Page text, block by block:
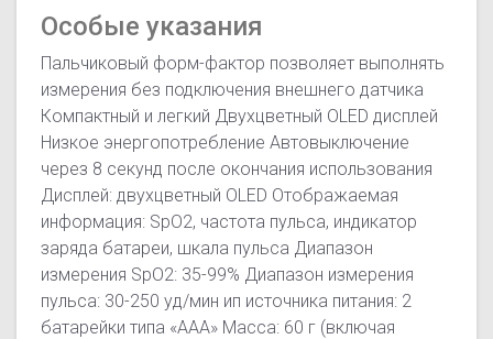
Особые указания
Пальчиковый форм-фактор позволяет выполнять
измерения без подключения внешнего датчика
Компактный и легкий Двухцветный OLED дисплей
Низкое энергопотребление Автовыключение
через 8 секунд после окончания использования
Дисплей: двухцветный OLED Отображаемая
информация: SpO2, частота пульса, индикатор
заряда батареи, шкала пульса Диапазон
измерения SpO2: 35-99% Диапазон измерения
пульса: 30-250 уд/мин ип источника питания: 2
батарейки типа «ААА» Масса: 60 г (включая